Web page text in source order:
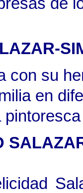
con su
en